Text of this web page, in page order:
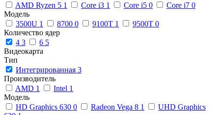
AMD Ryzen 5 1 Core i3 1 Core i5 0 Core i7 0
Модель
3500U 1 8700 0 9100T 1 9500T 0
Количество ядер
4 3 6 5
Видеокарта
Тип
Интегрированная 3
Производитель
AMD 1 Intel 1
Модель
HD Graphics 630 0 Radeon Vega 8 1
UHD Graphics